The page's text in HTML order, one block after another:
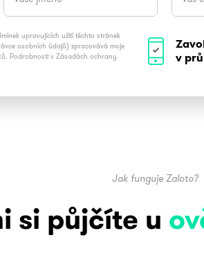
upravujících užití těchto stránek
osobních údajů) zpracovává moje
Podrobnosti v Zásadách ochrany
v
Jak funguje Zaloto?
si půjčíte u